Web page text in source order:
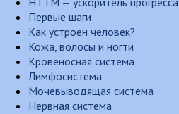
Первые шаги
Как устроен человек?
Кожа, волосы и ногти
Кровеносная система
Лимфосистема
Мочевыводящая система
Нервная система